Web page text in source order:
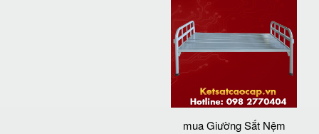
mua Giường Sắt Nệm